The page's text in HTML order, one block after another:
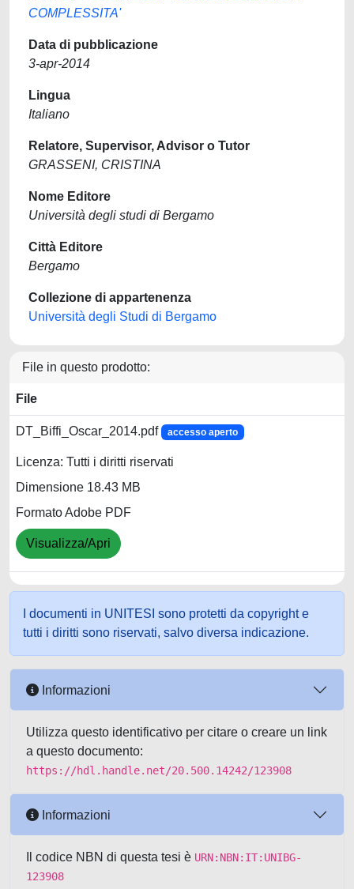
COMPLESSITA'
Data di pubblicazione
3-apr-2014
Lingua
Italiano
Relatore, Supervisor, Advisor o Tutor
GRASSENI, CRISTINA
Nome Editore
Università degli studi di Bergamo
Città Editore
Bergamo
Collezione di appartenenza
Università degli Studi di Bergamo
File in questo prodotto:
File
DT_Biffi_Oscar_2014.pdf accesso aperto
Licenza: Tutti i diritti riservati
Dimensione 18.43 MB
Formato Adobe PDF
Visualizza/Apri
I documenti in UNITESI sono protetti da copyright e
tutti i diritti sono riservati, salvo diversa indicazione.
Informazioni
Utilizza questo identificativo per citare o creare un link
a questo documento:
https://hdl.handle.net/20.500.14242/123908
Informazioni
Il codice NBN di questa tesi è URN:NBN:IT:UNIBG-
123908